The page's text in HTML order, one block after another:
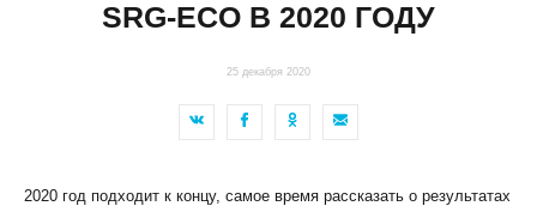
ЭКОЛОГИЯ
SRG-ECO В 2020 ГОДУ
25 декабря 2020
2020 год подходит к концу, самое время рассказать о результатах